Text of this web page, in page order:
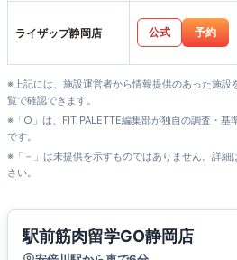
ライザップ静岡店 公式 予約
※上記には、施設運営者から情報提供のあった施設
覧で確認できます。
※「○」は、FIT PALETTE編集部が独自の調査・基
です。
※「－」は未提供を示すものではありません。詳細
さい。
駅前筋肉留学GO静岡店